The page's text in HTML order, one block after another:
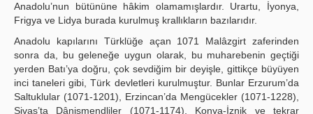
Anadolu’nun bütününe hâkim olamamışlardır. Urartu, İyonya,
Frigya ve Lidya burada kurulmuş krallıkların bazılarıdır.
Anadolu kapılarını Türklüğe açan 1071 Malâzgirt zaferinden
sonra da, bu geleneğe uygun olarak, bu muharebenin geçtiği
yerden Batı’ya doğru, çok sevdiğim bir deyişle, gittikçe büyüyen
inci taneleri gibi, Türk devletleri kurulmuştur. Bunlar Erzurum’da
Saltuklular (1071-1201), Erzincan’da Mengücekler (1071-1228),
Sivas’ta Dânişmendliler (1071-1174), Konya-İznik ve tekrar